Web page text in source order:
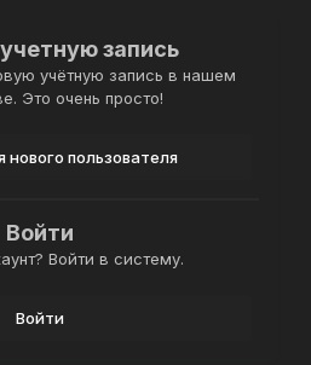
запись
учётную запись в нашем
Это очень просто!
нового пользователя
Войти
Войти в систему.
Войти